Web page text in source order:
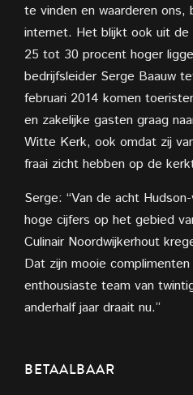
te vinden en waarderen ons,
internet. Het blijkt ook uit
25 tot 30 procent hoger
bedrijfsleider Serge Baauw
februari 2014 komen
en zakelijke gasten graag
Witte Kerk, ook omdat zij
fraai zicht hebben op de
Serge: “Van de acht
hoge cijfers op het gebied
Culinair Noordwijkerhout
Dat zijn mooie
enthousiaste team van
anderhalf jaar draait nu.”
BETAALBAAR